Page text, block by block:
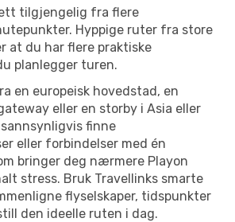
tilgjengelig fra flere
Hyppige ruter fra store
at du har flere praktiske
planlegger turen.
en europeisk hovedstad, en
eller en storby i Asia eller
finne
eller forbindelser med én
bringer deg nærmere Playon
stress. Bruk Travellinks smarte
flyselskaper, tidspunkter
den ideelle ruten i dag.